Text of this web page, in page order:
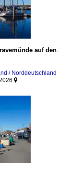
auf
/ Norddeutschland
